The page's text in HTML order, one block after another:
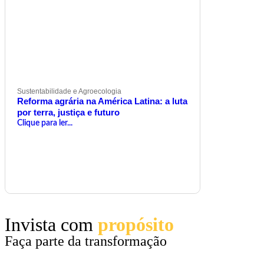
Sustentabilidade e Agroecologia
Reforma agrária na América Latina: a luta
por terra, justiça e futuro
Clique para ler...
Invista com propósito
Faça parte da transformação